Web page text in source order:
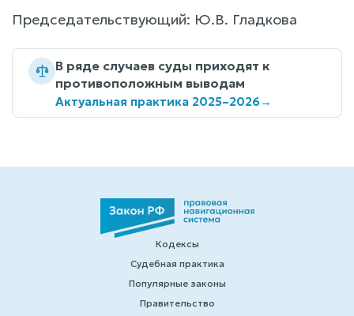
Председательствующий: Ю.В. Гладкова
В ряде случаев суды приходят к
противоположным выводам
Актуальная практика 2025–2026→
Кодексы
Судебная практика
Популярные законы
Правительство